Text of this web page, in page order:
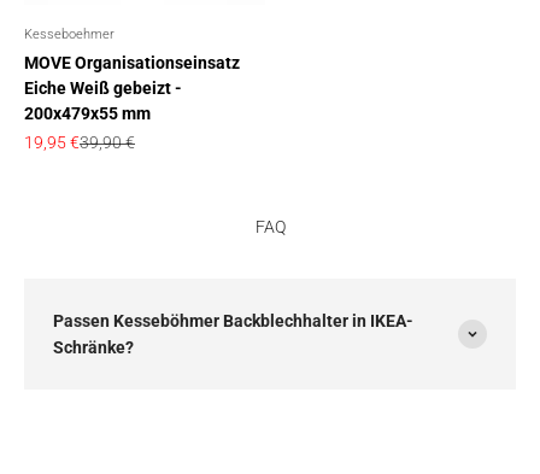
Kesseboehmer
MOVE Organisationseinsatz
Eiche Weiß gebeizt -
200x479x55 mm
Angebot
19,95 €Regulärer Preis
39,90 €
FAQ
Passen Kesseböhmer Backblechhalter in IKEA-
Schränke?